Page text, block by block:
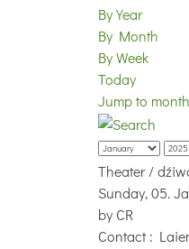
By Year
By Month
By Week
Today
Jump to month
Theater /
Sunday, 05.
by CR
Contact: